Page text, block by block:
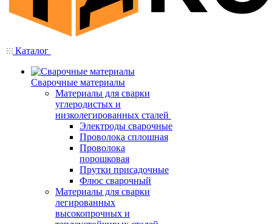
Каталог
Сварочные материалы
Материалы для сварки
углеродистых и
низколегированных сталей
Электроды сварочные
Проволока сплошная
Проволока
порошковая
Прутки присадочные
Флюс сварочный
Материалы для сварки
легированных
высокопрочных и